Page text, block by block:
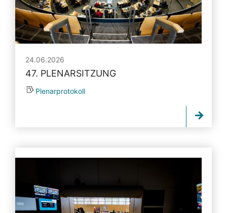
24.06.2026
47. PLENARSITZUNG
Plenarprotokoll